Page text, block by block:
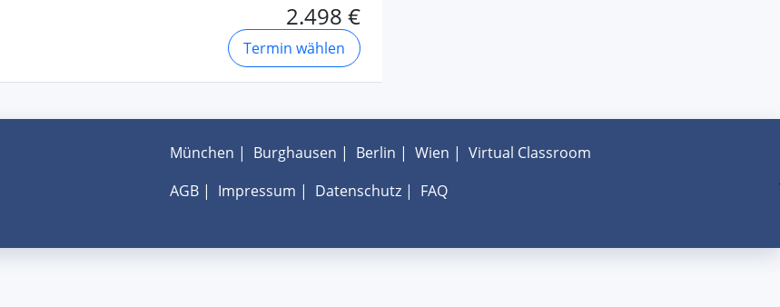
2.498 €
Termin wählen
München | Burghausen | Berlin | Wien | Virtual Classroom
AGB| Impressum | Datenschutz| FAQ